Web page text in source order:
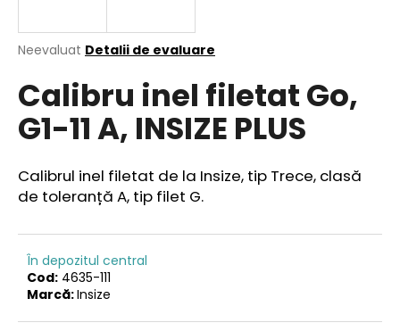
Evaluarea
a
produsului
este
0,0
5
stele.
Neevaluat Detalii de evaluare
Calibru inel filetat Go,
G1-11 A, INSIZE PLUS
Calibrul inel filetat de la Insize, tip Trece, clasă
de toleranță A, tip filet G.
În depozitul central
Cod: 4635-111
Marcă:Insize
ă
r
e
o
m
n
d
ă
m